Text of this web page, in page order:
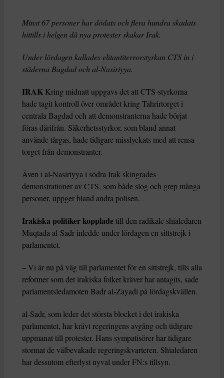
Minst 67 personer har dödats och flera hundra skadats
hittills i helgen då nya protester skakar Irak.
Under lördagen kallades elitantiterrorstyrkan CTS in i
städerna Bagdad och al-Nasiriyya.
IRAK Kring midnatt uppgavs det att CTS-styrkorna
hade tagit kontroll över området kring Tahrirtorget i
centrala Bagdad och att demonstranterna hade börjat
föras därifrån. Säkerhetsstyrkor, som bland annat
använde tårgas, hade tidigare misslyckats med att rensa
torget från demonstranter.
Även i al-Nasiriyya i södra Irak skingrades
demonstrationer av CTS, som både slog och grep många
personer, uppger bland andra polisen.
Irakiska politiker koppladetill den radikale shialedaren
Muqtada al-Sadr inledde under lördagen en sittstrejk i
parlamentet.
– Vi är nu på väg till parlamentet för en sittstrejk, tills alla
reformer som det irakiska folket kräver har antagits, sade
parlamentsledamoten Badr al-Zayadi på lördagskvällen.
al-Sadr, som leder det största blocket i det irakiska
parlamentet, har krävt regeringens avgång och tidigare
uppmanat till protester. Hans sympatisörer har tidigare
stormat de välbevakade regeringskvarteren. Shialedaren
har dessutom efterlyst nyval under FN:s tillsyn.